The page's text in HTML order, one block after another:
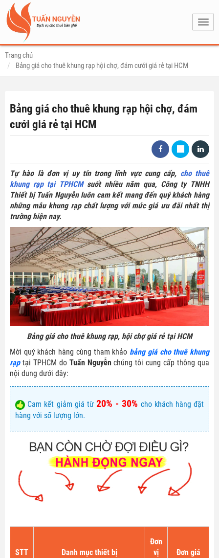
Trang chủ
Bảng giá cho thuê khung rạp hội chợ, đám cưới giá rẻ tại HCM
Bảng giá cho thuê khung rạp hội chợ, đám
cưới giá rẻ tại HCM
Tự hào là đơn vị uy tín trong lĩnh vực cung cấp, cho thuê
khung rạp tại TPHCMsuốt nhiều năm qua, Công ty TNHH
Thiết bị Tuấn Nguyễn luôn cam kết mang đến quý khách hàng
những mẫu khung rạp chất lượng với mức giá ưu đãi nhất thị
trường hiện nay.
Bảng giá cho thuê khung rạp, hội chợ giá rẻ tại HCM
Mời quý khách hàng cùng tham khảo bảng giá cho thuê khung
rạptại TPHCM do Tuấn Nguyễn chúng tôi cung cấp thông qua
nội dung dưới đây:
Cam kết giảm giá từ 20% - 30% cho khách hàng đặt
hàng với số lượng lớn.
STT Danh mục thiết bị
Đơn
vị
Đơn giá